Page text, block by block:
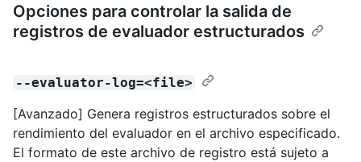
Opciones para controlar la salida de
registros de evaluador estructurados
--evaluator-log=<file>
[Avanzado] Genera registros estructurados sobre el
rendimiento del evaluador en el archivo especificado.
El formato de este archivo de registro está sujeto a